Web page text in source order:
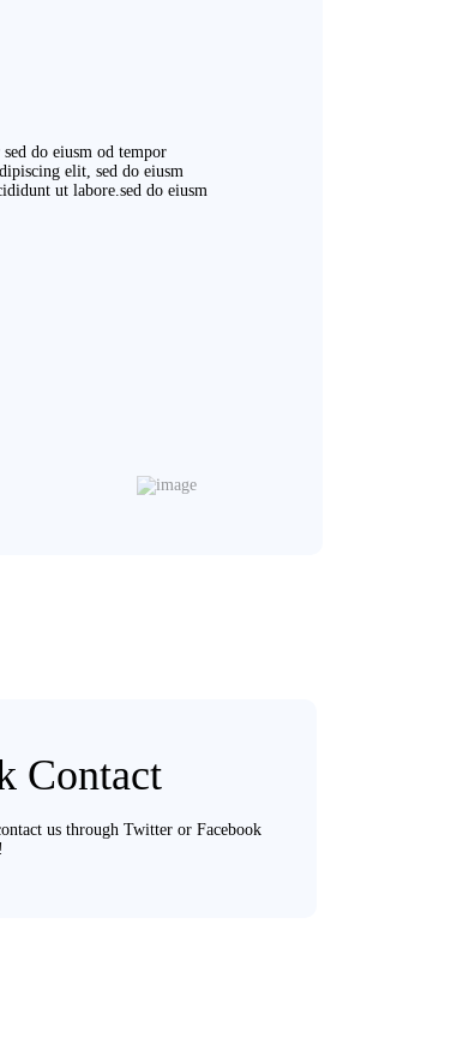
do eiusm od tempor
elit, sed do eiusm
ut labore.sed do eiusm
Contact
us through Twitter or Facebook